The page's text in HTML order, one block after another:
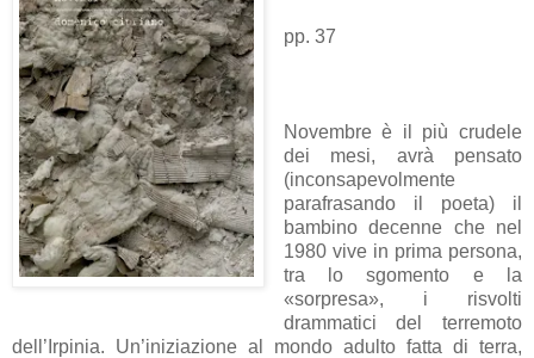
pp. 37
Novembre è il più crudele
dei mesi, avrà pensato
(inconsapevolmente
parafrasando il poeta) il
bambino decenne che nel
1980 vive in prima persona,
tra lo sgomento e la
«sorpresa», i risvolti
drammatici del terremoto
dell’Irpinia. Un’iniziazione al mondo adulto fatta di terra,